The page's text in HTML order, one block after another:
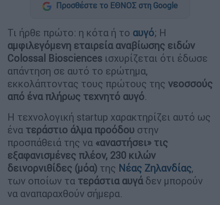
Προσθέστε το ΕΘΝΟΣ στη Google
Τι ήρθε πρώτο: η κότα ή το αυγό; Η
αμφιλεγόμενη εταιρεία αναβίωσης ειδών
Colossal Biosciences ισχυρίζεται ότι έδωσε
απάντηση σε αυτό το ερώτημα,
εκκολάπτοντας τους πρώτους της νεοσσούς
από ένα πλήρως τεχνητό αυγό.
Η τεχνολογική startup χαρακτηρίζει αυτό ως
ένα τεράστιο άλμα προόδου στην
προσπάθειά της να «αναστήσει» τις
εξαφανισμένες πλέον, 230 κιλών
δεινορνιθίδες (μόα) της Νέας Ζηλανδίας,
των οποίων τα τεράστια αυγάδεν μπορούν
να αναπαραχθούν σήμερα.